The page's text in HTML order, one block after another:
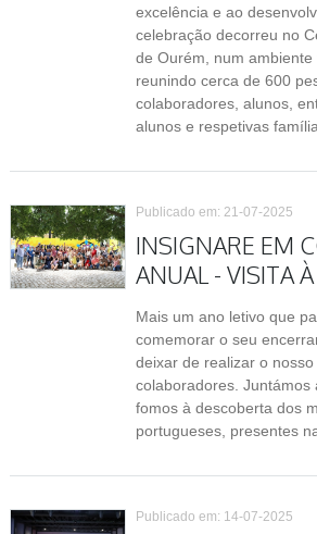
excelência e ao
celebração decorreu no
de Ourém, num
reunindo cerca de 600
colaboradores, alunos,
alunos e respetivas
Publicado em: 21-07-2025
INSIGNARE EM
ANUAL - VISITA
Mais um ano letivo que
comemorar o seu
deixar de realizar o
colaboradores. Juntámos
fomos à descoberta dos
portugueses, presentes
Publicado em: 14-07-2025